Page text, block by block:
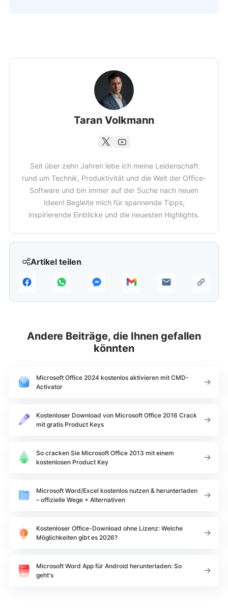
Artikel teilen
Taran Volkmann
Seit über zehn Jahren lebe ich meine Leidenschaft
rund um Technik, Produktivität und die Welt der Office-
Software und bin immer auf der Suche nach neuen
Ideen! Begleite mich für spannende Tipps,
inspirierende Einblicke und die neuesten Highlights.
Andere Beiträge, die Ihnen gefallen
könnten
Microsoft Office 2024 kostenlos aktivieren mit CMD-
Activator
Kostenloser Download von Microsoft Office 2016 Crack
mit gratis Product Keys
So cracken Sie Microsoft Office 2013 mit einem
kostenlosen Product Key
Microsoft Word/Excel kostenlos nutzen & herunterladen
– offizielle Wege + Alternativen
Kostenloser Office-Download ohne Lizenz: Welche
Möglichkeiten gibt es 2026?
Microsoft Word App für Android herunterladen: So
geht's